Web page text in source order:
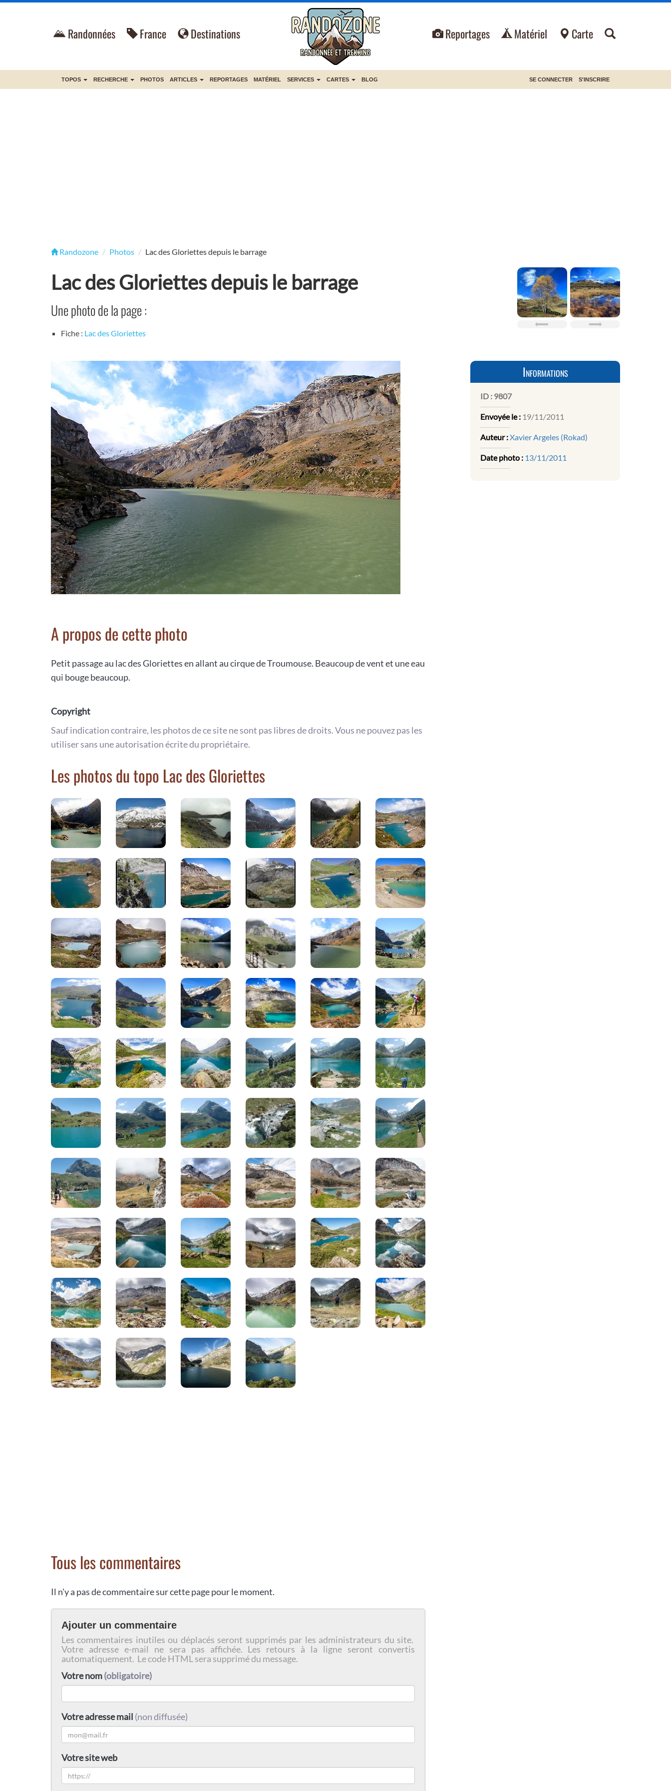
Randonnées France Destinations Reportages Matériel Carte
TOPOS RECHERCHE PHOTOS ARTICLES REPORTAGES MATÉRIEL SERVICES CARTES BLOG SE CONNECTER S'INSCRIRE
Randozone Photos Lac des Gloriettes depuis le barrage
Lac des Gloriettes depuis le barrage
Une photo de la page :
Fiche : Lac des Gloriettes
A propos de cette photo
Petit passage au lac des Gloriettes en allant au cirque de Troumouse. Beaucoup de vent et une eau
qui bouge beaucoup.
Copyright
Sauf indication contraire, les photos de ce site ne sont pas libres de droits. Vous ne pouvez pas les
utiliser sans une autorisation écrite du propriétaire.
Les photos du topo Lac des Gloriettes
Tous les commentaires
Il n'y a pas de commentaire sur cette page pour le moment.
Ajouter un commentaire
Les commentaires inutiles ou déplacés seront supprimés par les administrateurs du site.
Votre adresse e-mail ne sera pas affichée. Les retours à la ligne seront convertis
automatiquement. Le code HTML sera supprimé du message.
Votre nom(obligatoire)
Votre adresse mail (non diffusée)
Votre site web
Informations
ID : 9807
Envoyée le : 19/11/2011
Auteur :Xavier Argeles (Rokad)
Date photo : 13/11/2011